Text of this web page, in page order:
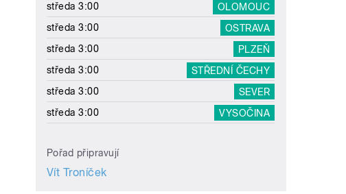
středa 3:00
OLOMOUC
středa 3:00
OSTRAVA
středa 3:00
PLZEŇ
středa 3:00
STŘEDNÍ ČECHY
středa 3:00
SEVER
středa 3:00
VYSOČINA
Pořad připravují
Vít Troníček